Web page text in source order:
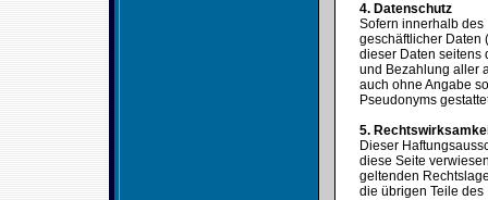
4. Datenschutz
Sofern innerhalb
geschäftlicher Daten
dieser Daten seitens
und Bezahlung aller
auch ohne Angabe
Pseudonyms
5.
Dieser
diese Seite
geltenden
die übrigen Teile